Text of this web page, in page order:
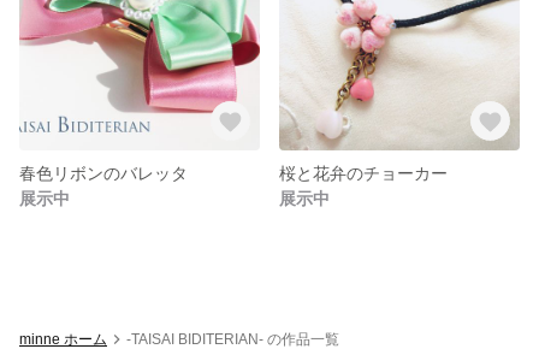
春色リボンのバレッタ
展示中
桜と花弁のチョーカー
展示中
minne ホーム -TAISAI BIDITERIAN- の作品一覧